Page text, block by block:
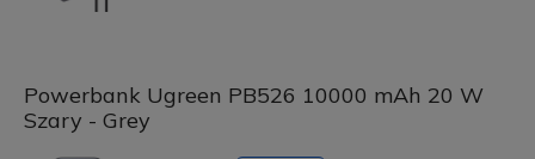
Powerbank Ugreen PB526 10000 mAh 20 W
Szary - Grey